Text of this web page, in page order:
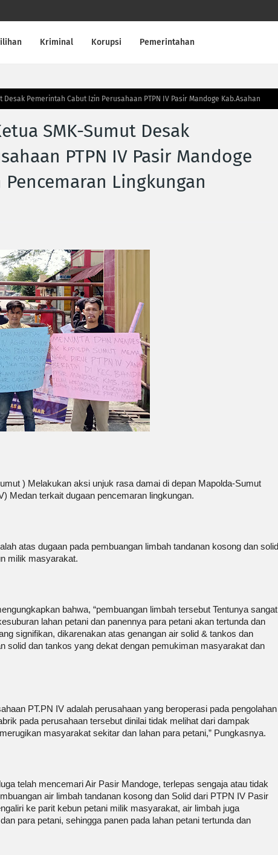
Kriminal Korupsi Pemerintahan
Pemerintah Cabut Izin Perusahaan PTPN IV Pasir Mandoge Kab.Asahan
SMK-Sumut Desak
PTPN IV Pasir Mandoge
Pencemaran Lingkungan
) Melakukan aksi unjuk rasa damai di depan Mapolda-Sumut
Medan terkait dugaan pencemaran lingkungan.
atas dugaan pada pembuangan limbah tandanan kosong dan solid
milik masyarakat.
bahwa, “pembuangan limbah tersebut Tentunya sangat
lahan petani dan panennya para petani akan tertunda dan
signifikan, dikarenakan atas genangan air solid & tankos dan
solid dan tankos yang dekat dengan pemukiman masyarakat dan
PT.PN IV adalah perusahaan yang beroperasi pada pengolahan
pada perusahaan tersebut dinilai tidak melihat dari dampak
masyarakat sekitar dan lahan para petani,” Pungkasnya.
telah mencemari Air Pasir Mandoge, terlepas sengaja atau tidak
air limbah tandanan kosong dan Solid dari PTPN IV Pasir
ke parit kebun petani milik masyarakat, air limbah juga
para petani, sehingga panen pada lahan petani tertunda dan